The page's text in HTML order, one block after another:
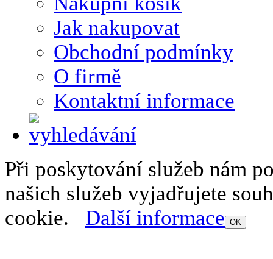
Jak nakupovat
Obchodní podmínky
O firmě
Kontaktní informace
Při poskytování služeb nám
našich služeb vyjadřujete
cookie. Další informace